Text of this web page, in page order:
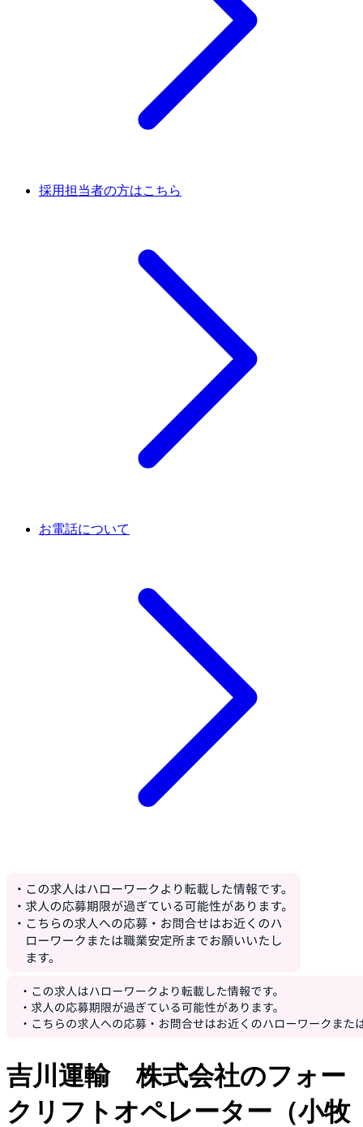
採用担当者の方はこちら
お電話について
吉川運輸 株式会社のフォー
クリフトオペレーター（小牧